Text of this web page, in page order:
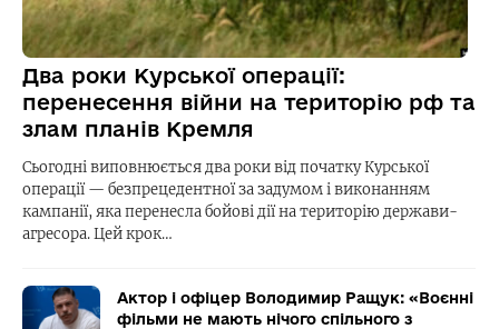
Два роки Курської операції:
перенесення війни на територію рф та
злам планів Кремля
Сьогодні виповнюється два роки від початку Курської
операції — безпрецедентної за задумом і виконанням
кампанії, яка перенесла бойові дії на територію держави-
агресора. Цей крок…
Актор і офіцер Володимир Ращук: «Воєнні
фільми не мають нічого спільного з